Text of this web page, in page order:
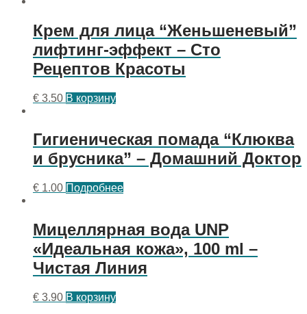
Крем для лица “Женьшеневый”
лифтинг-эффект – Сто
Рецептов Красоты
€ 3.50 В корзину
Гигиеническая помада “Клюква
и брусника” – Домашний Доктор
€ 1.00 Подробнее
Мицеллярная вода UNP
«Идеальная кожа», 100 ml –
Чистая Линия
€ 3.90 В корзину